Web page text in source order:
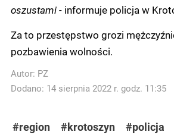
oszustami - informuje policja w
Za to przestępstwo grozi
pozbawienia wolności.
Autor: PZ
Dodano: 14 sierpnia 2022 r. godz. 11:35
#region #krotoszyn #policja